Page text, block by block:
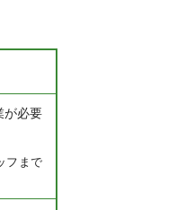
が必要
フまで